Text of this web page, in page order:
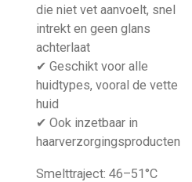
die niet vet aanvoelt, snel
intrekt en geen glans
achterlaat
✔ Geschikt voor alle
huidtypes, vooral de vette
huid
✔ Ook inzetbaar in
haarverzorgingsproducten
Smelttraject: 46–51°C